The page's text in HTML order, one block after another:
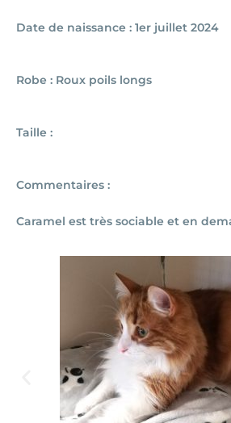
Date de naissance : 1er juillet 2024
Robe : Roux poils longs
Taille :
Commentaires :
Caramel est très sociable et en